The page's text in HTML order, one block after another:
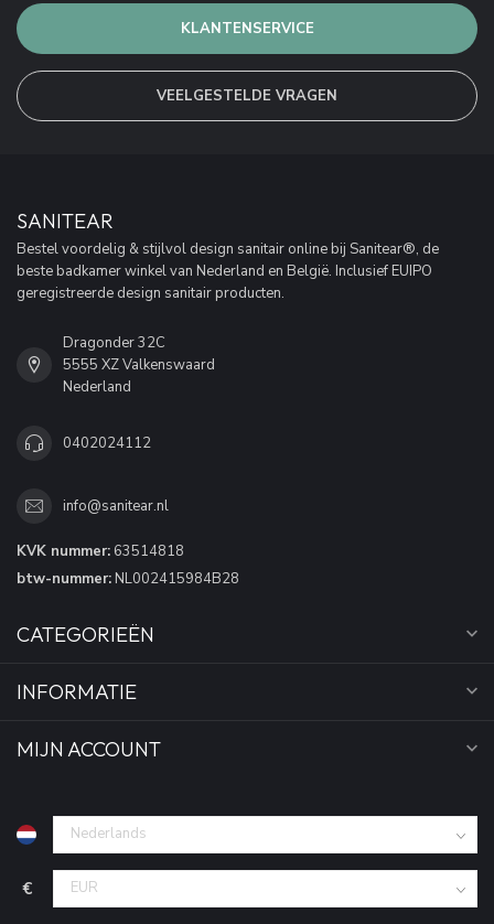
KLANTENSERVICE
VEELGESTELDE VRAGEN
SANITEAR
Bestel voordelig & stijlvol design sanitair online bij Sanitear®, de
beste badkamer winkel van Nederland en België. Inclusief EUIPO
geregistreerde design sanitair producten.
Dragonder 32C
5555 XZ Valkenswaard
Nederland
0402024112
info@sanitear.nl
KVK nummer: 63514818
btw-nummer: NL002415984B28
CATEGORIEËN
INFORMATIE
MIJN ACCOUNT
€